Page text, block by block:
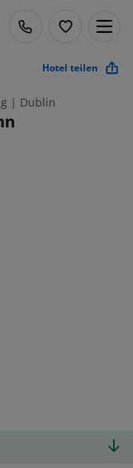
Hotel teilen
| Dublin